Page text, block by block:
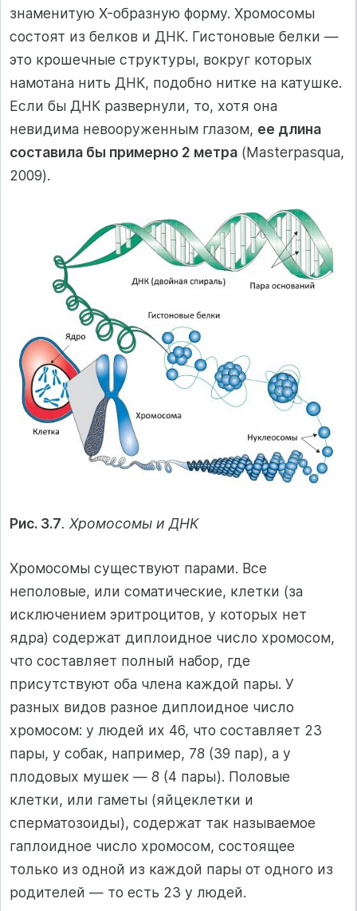
знаменитую X-образную форму. Хромосомы
состоят из белков и ДНК. Гистоновые белки —
это крошечные структуры, вокруг которых
намотана нить ДНК, подобно нитке на катушке.
Если бы ДНК развернули, то, хотя она
невидима невооруженным глазом, ее длина
составила бы примерно 2 метра (Masterpasqua,
2009).
Рис. 3.7. Хромосомы и ДНК
Хромосомы существуют парами. Все
неполовые, или соматические, клетки (за
исключением эритроцитов, у которых нет
ядра) содержат диплоидное число хромосом,
что составляет полный набор, где
присутствуют оба члена каждой пары. У
разных видов разное диплоидное число
хромосом: у людей их 46, что составляет 23
пары, у собак, например, 78 (39 пар), а у
плодовых мушек — 8 (4 пары). Половые
клетки, или гаметы (яйцеклетки и
сперматозоиды), содержат так называемое
гаплоидное число хромосом, состоящее
только из одной из каждой пары от одного из
родителей — то есть 23 у людей.